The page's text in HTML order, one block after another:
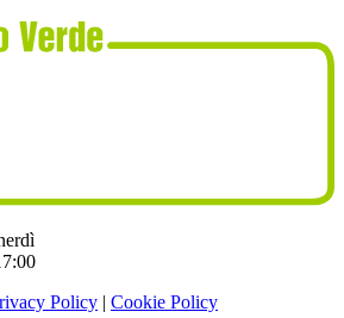
Policy | Cookie Policy